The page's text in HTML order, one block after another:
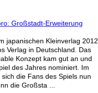
Großstadt-Erweiterung
japanischen Kleinverlag 2012
Verlag in Deutschland. Das
Konzept kam gut an und
des Jahres nominiert. Im
die Fans des Spiels nun
die Großsta ...